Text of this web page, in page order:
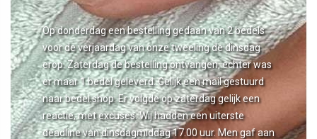
Op donderdag een bestelling gedaan van 2 bedels
voor de verjaardag van onze tweeling de dinsdag
erop. Zaterdag de bestelling ontvangen, echter was
er maar 1 bedel geleverd. Gelijk een mail gestuurd
naar bedel.shop. Er volgde op zaterdag gelijk een
reactie, met excuses. Wij hadden een uiterste
deadline van dinsdagmiddag 17.00 uur. Men gaf aan